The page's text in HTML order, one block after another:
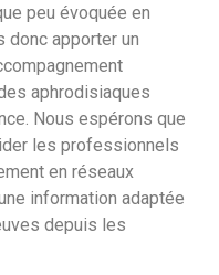
peu évoquée en
donc apporter un
aphrodisiaques
Nous espérons que
les professionnels
en réseaux
information adaptée
depuis les